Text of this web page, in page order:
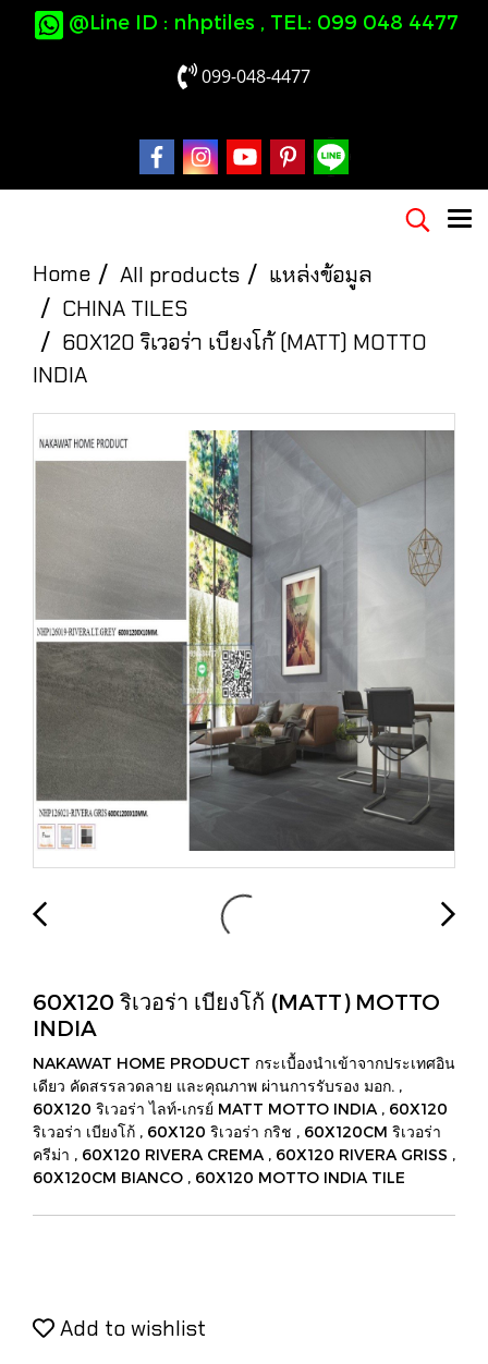
@Line ID : nhptiles , TEL: 099 048 4477
099-048-4477
Home All products
แหล่งข้อมูล
CHINA TILES
60X120 ริเวอร่า เบียงโก้ (MATT) MOTTO
INDIA
60X120 ริเวอร่า เบียงโก้ (MATT) MOTTO
INDIA
NAKAWAT HOME PRODUCT กระเบื้องนำเข้าจากประเทศอิน
เดียว คัดสรรลวดลาย และคุณภาพ ผ่านการรับรอง มอก. ,
60X120 ริเวอร่า ไลท์-เกรย์ MATT MOTTO INDIA , 60X120
ริเวอร่า เบียงโก้ , 60X120 ริเวอร่า กริช , 60X120CM ริเวอร่า
ครีม่า , 60X120 RIVERA CREMA , 60X120 RIVERA GRISS ,
60X120CM BIANCO , 60X120 MOTTO INDIA TILE
Add to wishlist